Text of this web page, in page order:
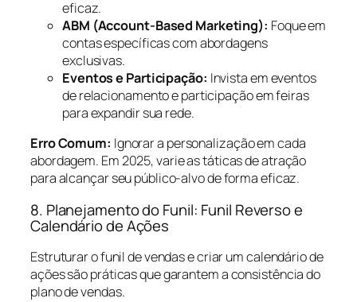
eficaz.
ABM (Account-Based Marketing): Foque em
contas específicas com abordagens
exclusivas.
Eventos e Participação: Invista em eventos
de relacionamento e participação em feiras
para expandir sua rede.
Erro Comum: Ignorar a personalização em cada
abordagem. Em 2025, varie as táticas de atração
para alcançar seu público-alvo de forma eficaz.
8. Planejamento do Funil: Funil Reverso e
Calendário de Ações
Estruturar o funil de vendas e criar um calendário de
ações são práticas que garantem a consistência do
plano de vendas.